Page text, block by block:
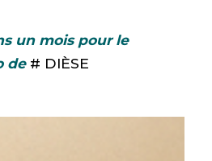
un mois pour le
de# DIÈSE